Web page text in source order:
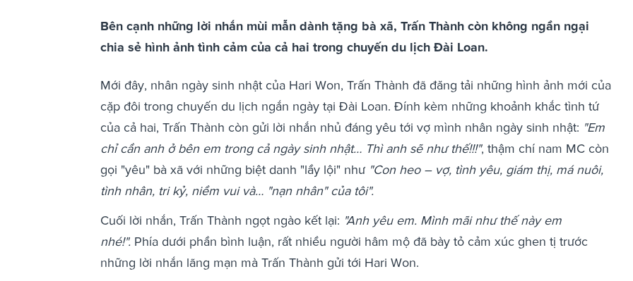
Bên cạnh những lời nhắn mùi mẫn dành tặng bà xã, Trấn Thành còn không ngần ngại
chia sẻ hình ảnh tình cảm của cả hai trong chuyến du lịch Đài Loan.
Mới đây, nhân ngày sinh nhật của Hari Won, Trấn Thành đã đăng tải những hình ảnh mới của
cặp đôi trong chuyến du lịch ngắn ngày tại Đài Loan. Đính kèm những khoảnh khắc tình tứ
của cả hai, Trấn Thành còn gửi lời nhắn nhủ đáng yêu tới vợ mình nhân ngày sinh nhật: "Em
chỉ cần anh ở bên em trong cả ngày sinh nhật… Thì anh sẽ như thế!!!", thậm chí nam MC còn
gọi "yêu" bà xã với những biệt danh "lầy lội" như "Con heo – vợ, tình yêu, giám thị, má nuôi,
tình nhân, tri kỷ, niềm vui và… "nạn nhân" của tôi".
Cuối lời nhắn, Trấn Thành ngọt ngào kết lại: "Anh yêu em. Mình mãi như thế này em
nhé!". Phía dưới phần bình luận, rất nhiều người hâm mộ đã bày tỏ cảm xúc ghen tị trước
những lời nhắn lãng mạn mà Trấn Thành gửi tới Hari Won.